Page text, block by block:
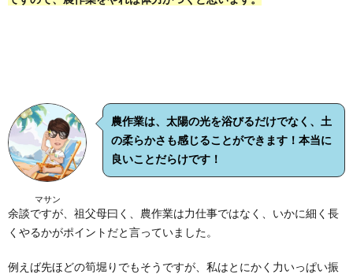
マサン
農作業は、太陽の光を浴びるだけでなく、土
の柔らかさも感じることができます！本当に
良いことだらけです！
余談ですが、祖父母曰く、農作業は力仕事ではなく、いかに細く長
くやるかがポイントだと言っていました。
例えば先ほどの筍堀りでもそうですが、私はとにかく力いっぱい振